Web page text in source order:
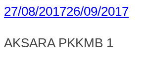
27/08/201726/09/2017
AKSARA PKKMB 1